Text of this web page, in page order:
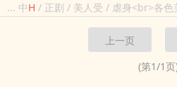
... 中H / 正剧 / 美人受 / 虐身<br>各色
的故事<br>暂定的受有<br>1.小竹
正妻沦为通房生生不息 。
上一页
(第1/1